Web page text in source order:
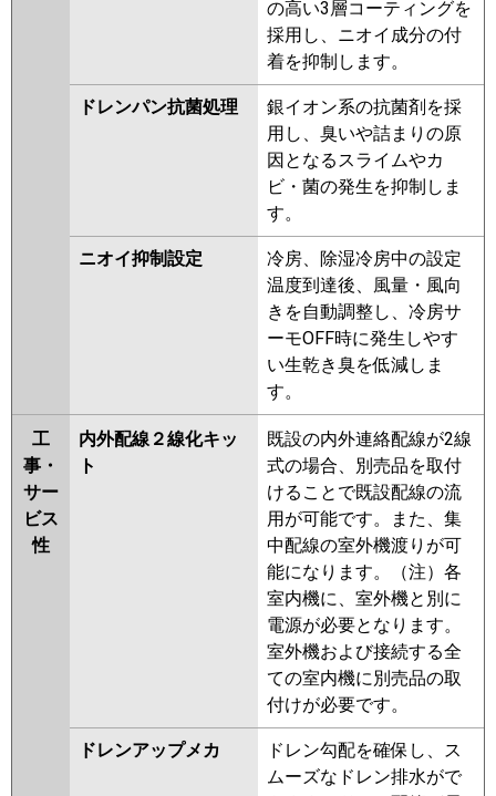
の高い3層コーティングを
採用し、ニオイ成分の付
着を抑制します。
ドレンパン抗菌処理
銀イオン系の抗菌剤を採
用し、臭いや詰まりの原
因となるスライムやカ
ビ・菌の発生を抑制しま
す。
ニオイ抑制設定
冷房、除湿冷房中の設定
温度到達後、風量・風向
きを自動調整し、冷房サ
ーモOFF時に発生しやす
い生乾き臭を低減しま
す。
工
事・
サー
ビス
性
内外配線２線化キッ
ト
既設の内外連絡配線が2線
式の場合、別売品を取付
けることで既設配線の流
用が可能です。また、集
中配線の室外機渡りが可
能になります。（注）各
室内機に、室外機と別に
電源が必要となります。
室外機および接続する全
ての室内機に別売品の取
付けが必要です。
ドレンアップメカ
ドレン勾配を確保し、ス
ムーズなドレン排水がで